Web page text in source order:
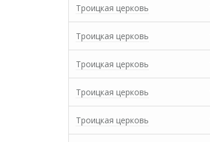
Троицкая церковь
Троицкая церковь
Троицкая церковь
Троицкая церковь
Троицкая церковь